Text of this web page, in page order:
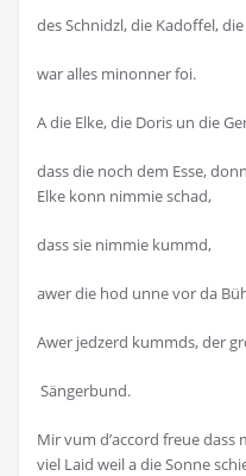
des Schnidzl, die Kadoffel,
war alles minonner foi.
A die Elke, die Doris un die
dass die noch dem Esse,
Elke konn nimmie schad,
dass sie nimmie kummd,
awer die hod unne vor da
Awer jedzerd kummds, der
Sängerbund.
Mir vum d’accord freue
viel Laid weil a die Sonne